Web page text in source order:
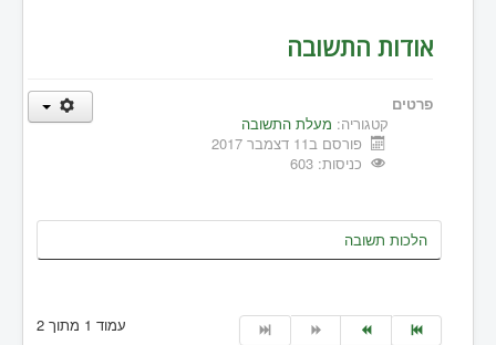
אודות התשובה
פרטים
קטגוריה: מעלת התשובה
פורסם ב11 דצמבר 2017
כניסות: 603
הלכות תשובה
עמוד 1 מתוך 2